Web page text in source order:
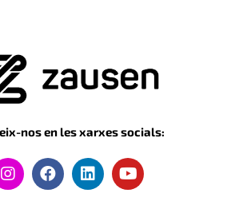
nos en les xarxes socials: